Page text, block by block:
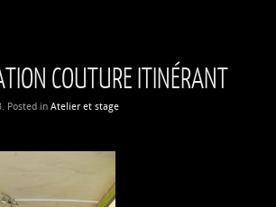
COUTURE ITINÉRANT
Posted in Atelier et stage